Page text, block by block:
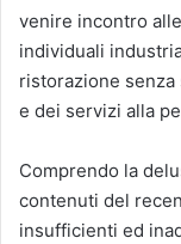
venire incontro
individuali
ristorazione
e dei servizi alla
Comprendo la
contenuti del
insufficienti ed